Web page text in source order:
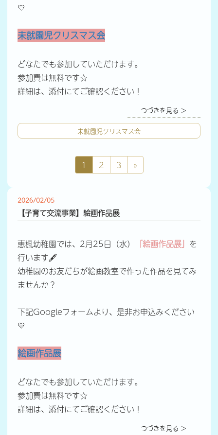
💛
未就園児クリスマス会
どなたでも参加していただけます。
参加費は無料です☆
詳細は、添付にてご確認ください！
つづきを見る ＞
未就園児クリスマス会
1 2 3 »
2026/02/05
【子育て交流事業】絵画作品展
恵楓幼稚園では、2月25日（水） 「絵画作品展」 を
行います🖋
幼稚園のお友だちが絵画教室で作った作品を見てみ
ませんか？
下記Googleフォームより、是非お申込みください
💛
絵画作品展
どなたでも参加していただけます。
参加費は無料です☆
詳細は、添付にてご確認ください！
つづきを見る ＞